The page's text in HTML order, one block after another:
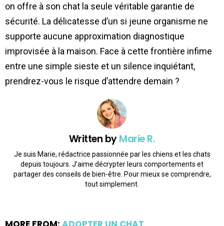
on offre à son chat la seule véritable garantie de
sécurité. La délicatesse d’un si jeune organisme ne
supporte aucune approximation diagnostique
improvisée à la maison. Face à cette frontière infime
entre une simple sieste et un silence inquiétant,
prendrez-vous le risque d’attendre demain ?
Written byMarie R.
Je suis Marie, rédactrice passionnée par les chiens et les chats
depuis toujours. J’aime décrypter leurs comportements et
partager des conseils de bien-être. Pour mieux se comprendre,
tout simplement.